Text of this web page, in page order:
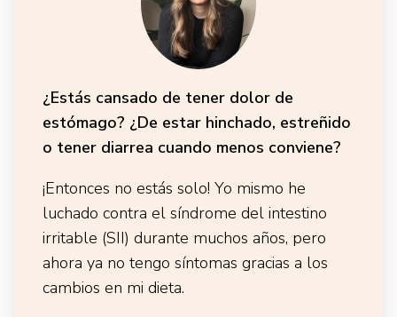
¿Estás cansado de tener dolor de
estómago? ¿De estar hinchado, estreñido
o tener diarrea cuando menos conviene?
¡Entonces no estás solo! Yo mismo he
luchado contra el síndrome del intestino
irritable (SII) durante muchos años, pero
ahora ya no tengo síntomas gracias a los
cambios en mi dieta.